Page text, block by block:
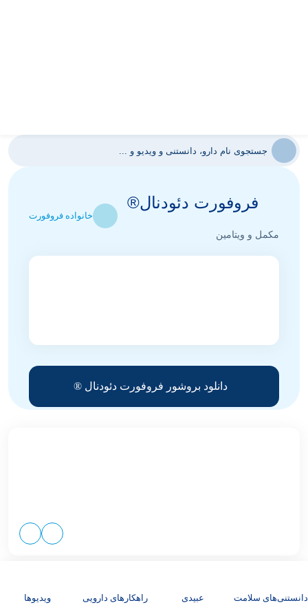
فروفورت دئودنال®
مکمل و ویتامین
خانواده فروفورت
دانلود بروشور فروفورت دئودنال ®
مشخصات دارو
دانستنی‌های سلامت عبیدی راهکارهای دارویی ویدیوها